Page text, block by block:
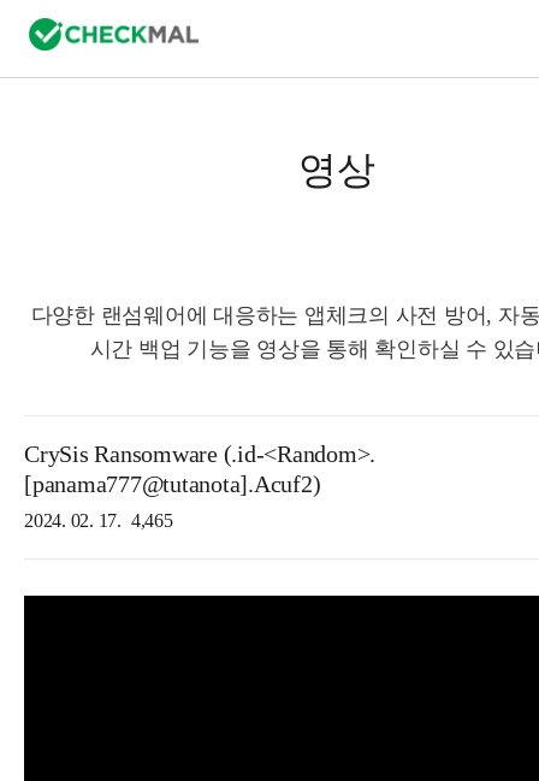
영상
다양한 랜섬웨어에 대응하는 앱체크의 사전 방어, 자
시간 백업 기능을 영상을 통해 확인하실 수 있
CrySis Ransomware (.id-<Random>.
[panama777@tutanota].Acuf2)
2024. 02. 17. 4,465